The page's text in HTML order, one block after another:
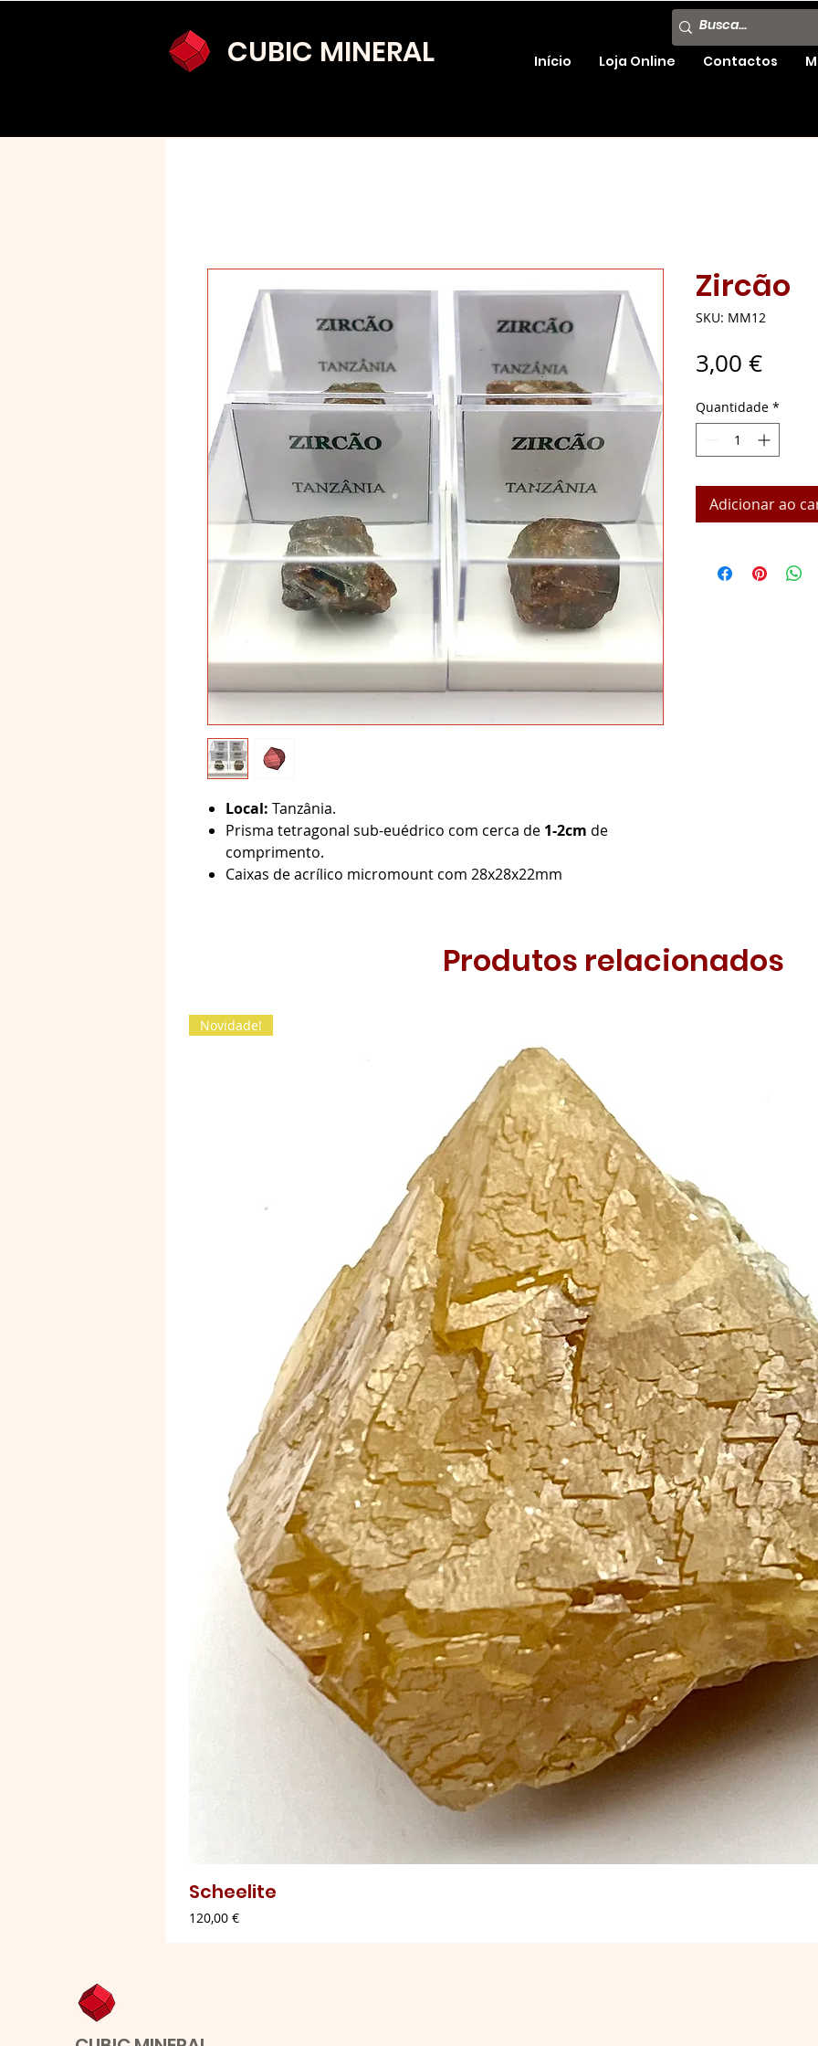
CUBIC MINERAL Início Loja Online Contactos
Local: Tanzânia.
Prisma tetragonal sub-euédrico com cerca de 1-2cm de
comprimento.
Caixas de acrílico micromount com 28x28x22mm
Zircão
SKU: MM12
3,00 €Preço
Quantidade *
Adicionar ao
Produtos relacionados
Novidade!
Scheelite
Preço
120,00 €